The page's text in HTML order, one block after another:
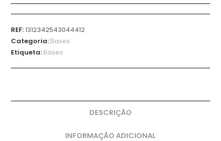
REF:1312342543044412
Categoria: Bases
Etiqueta: Bases
DESCRIÇÃO
INFORMAÇÃO ADICIONAL